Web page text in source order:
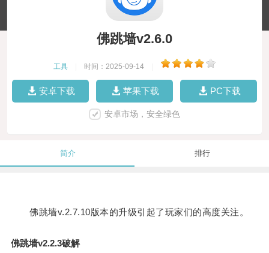
佛跳墙v2.6.0
工具 时间：2025-09-14
安卓下载 苹果下载 PC下载
安卓市场，安全绿色
简介 排行
佛跳墙v.2.7.10版本的升级引起了玩家们的高度关注。
佛跳墙v2.2.3破解